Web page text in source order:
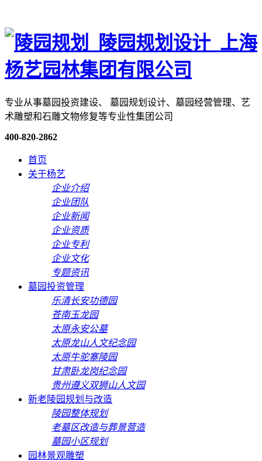
专业从事墓园投资建设、 墓园规划设计、墓园经营管理、艺
术雕塑和石雕文物修复等专业性集团公司
400-820-2862
首页
关于杨艺
企业介绍
企业团队
企业新闻
企业资质
企业专利
企业文化
专题资讯
墓园投资管理
乐清长安功德园
苍南玉龙园
太原永安公墓
太原龙山人文纪念园
太原牛驼寨陵园
甘肃卧龙岗纪念园
贵州遵义双狮山人文园
新老陵园规划与改造
陵园整体规划
老墓区改造与葬景营造
墓园小区规划
园林景观雕塑